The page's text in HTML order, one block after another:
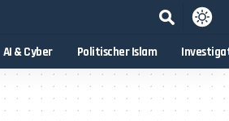
AI & Cyber Politischer Islam